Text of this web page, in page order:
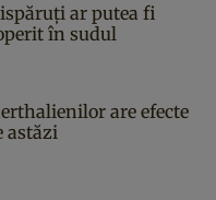
ar putea fi
în sudul
are efecte
astăzi